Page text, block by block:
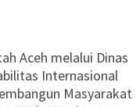
Aceh melalui Dinas
Internasional
Masyarakat